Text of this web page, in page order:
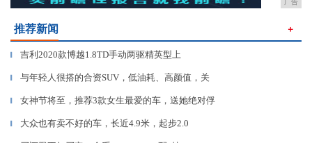
广告
推荐新闻 ＋
▎ 吉利2020款博越1.8TD手动两驱精英型上
▎ 与年轻人很搭的合资SUV，低油耗、高颜值，关
▎ 女神节将至，推荐3款女生最爱的车，送她绝对俘
▎ 大众也有卖不好的车，长近4.9米，起步2.0